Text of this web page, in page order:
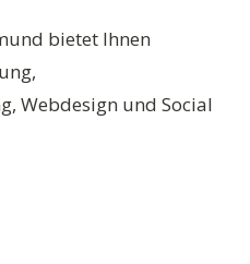
bietet Ihnen
Webdesign und Social